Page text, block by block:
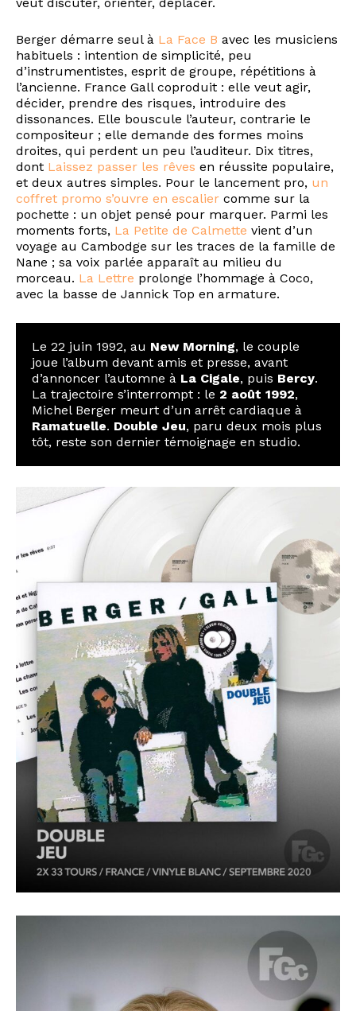
Berger démarre seul à La Face B avec les musiciens
habituels : intention de simplicité, peu
d’instrumentistes, esprit de groupe, répétitions à
l’ancienne. France Gall coproduit : elle veut agir,
décider, prendre des risques, introduire des
dissonances. Elle bouscule l’auteur, contrarie le
compositeur ; elle demande des formes moins
droites, qui perdent un peu l’auditeur. Dix titres,
dont Laissez passer les rêves en réussite populaire,
et deux autres simples. Pour le lancement pro, un
coffret promo s’ouvre en escalier comme sur la
pochette : un objet pensé pour marquer. Parmi les
moments forts, La Petite de Calmette vient d’un
voyage au Cambodge sur les traces de la famille de
Nane ; sa voix parlée apparaît au milieu du
morceau. La Lettre prolonge l’hommage à Coco,
avec la basse de Jannick Top en armature.
Le 22 juin 1992, au New Morning, le couple
joue l’album devant amis et presse, avant
d’annoncer l’automne à La Cigale, puis Bercy.
La trajectoire s’interrompt : le 2 août 1992,
Michel Berger meurt d’un arrêt cardiaque à
Ramatuelle. Double Jeu, paru deux mois plus
tôt, reste son dernier témoignage en studio.